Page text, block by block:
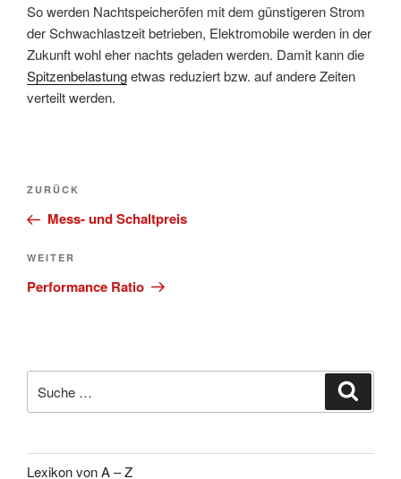
So werden Nachtspeicheröfen mit dem günstigeren Strom
der Schwachlastzeit betrieben, Elektromobile werden in der
Zukunft wohl eher nachts geladen werden. Damit kann die
Spitzenbelastungetwas reduziert bzw. auf andere Zeiten
verteilt werden.
Beitragsnavigation
Vorheriger
Beitrag
ZURÜCK
Mess- und Schaltpreis
Nächster
Beitrag
WEITER
Performance Ratio
nach:
Lexikon von A – Z